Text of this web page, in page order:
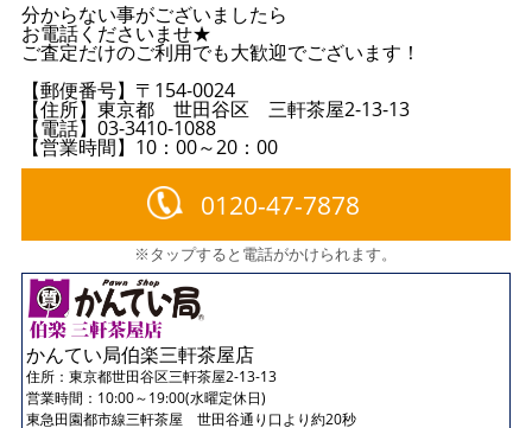
分からない事がございましたら
お電話くださいませ★
ご査定だけのご利用でも大歓迎でございます！
【郵便番号】〒154-0024
【住所】東京都 世田谷区 三軒茶屋2-13-13
【電話】03-3410-1088
【営業時間】10：00～20：00
0120-47-7878
※タップすると電話がかけられます。
かんてい局伯楽三軒茶屋店
住所： 東京都世田谷区三軒茶屋2-13-13
営業時間：10:00～19:00(水曜定休日)
東急田園都市線三軒茶屋 世田谷通り口より約20秒